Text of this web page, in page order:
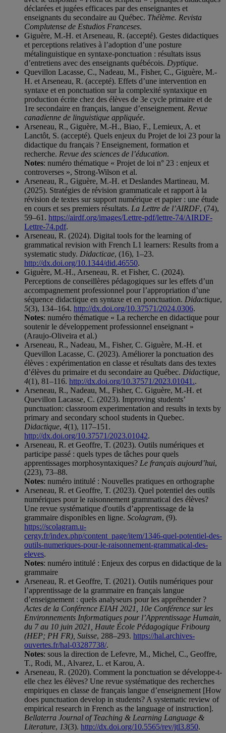
déclarées et jugées efficaces par des enseignantes et
enseignants du secondaire au Québec. Thélème. Revista
Complutense de Estudios Franceses.
Giguère, M.-H. et Arseneau, R. (accepté). Gestes didactiques
et perceptions relatives à l’adoption d’une posture
métalinguistique en syntaxe-ponctuation : résultats issus
d’entretiens avec des enseignants québécois. Dyptique.
Quevillon Lacasse, C., Nadeau, M., Fisher, C., Giguère, M.-
H. et Arseneau, R. (accepté). Effets d’une intervention en
syntaxe et en ponctuation sur la complexité syntaxique en
production écrite chez des élèves de 3e cycle primaire et de
1re secondaire en français, langue d’enseignement. Revue
canadienne de linguistique appliquée.
Arseneau, R., Giguère, M.-H., Biao, F., Lemieux, A. et
Lanctôt, S. (accepté). Quels enjeux du Projet de loi 23 pour la
didactique du français ? Enseignement, formation et
recherche. Revue des sciences de l’éducation.
Notes: numéro thématique « Projet de loi n° 23 : enjeux et
controverses », Strong-Wilson et al.
Arseneau, R., Giguère, M.-H. et Deslandes Martineau, M.
(2025). Stratégies de révision grammaticale et rapport à la
révision de textes sur support numérique et papier : une étude
en cours et ses premiers résultats. La Lettre de l’AIRDF, (74),
59–61. https://airdf.org/images/Lettre-pdf/lettre-74/AIRDF-
Lettre-74.pdf.
Arseneau, R. (2024). Digital tools for the learning of
grammatical revision with French L1 learners: Results from a
systematic study. Didacticae, (16), 1–23.
http://dx.doi.org/10.1344/did.46550.
Giguère, M.-H., Arseneau, R. et Fisher, C. (2024).
Perceptions de conseillères pédagogiques sur les effets d’un
accompagnement professionnel pour l’appropriation d’une
séquence didactique en syntaxe et en ponctuation. Didactique,
5(3), 134–164. http://dx.doi.org/10.37571/2024.0306.
Notes: numéro thématique « La recherche en didactique pour
soutenir le développement professionnel enseignant »
(Araujo-Oliveira et al.)
Arseneau, R., Nadeau, M., Fisher, C. Giguère, M.-H. et
Quevillon Lacasse, C. (2023). Améliorer la ponctuation des
élèves : expérimentation en classe et résultats dans des textes
d’élèves du primaire et du secondaire au Québec. Didactique,
4(1), 81–116. http://dx.doi.org/10.37571/2023.01041..
Arseneau, R., Nadeau, M., Fisher, C. Giguère, M.-H. et
Quevillon Lacasse, C. (2023). Improving students’
punctuation: classroom experimentation and results in texts by
primary and secondary school students in Quebec.
Didactique, 4(1), 117–151.
http://dx.doi.org/10.37571/2023.01042.
Arseneau, R. et Geoffre, T. (2023). Outils numériques et
participe passé : quels types de tâches pour quels
apprentissages morphosyntaxiques? Le français aujourd’hui,
(223), 73–88.
Notes: numéro intitulé : Nouvelles pratiques en orthographe
Arseneau, R. et Geoffre, T. (2023). Quel potentiel des outils
numériques pour le raisonnement grammatical des élèves?
Une revue systématique d'outils d’apprentissage de la
grammaire disponibles en ligne. Scolagram, (9).
https://scolagram.u-
cergy.fr/index.php/content_page/item/1346-quel-potentiel-des-
outils-numeriques-pour-le-raisonnement-grammatical-des-
eleves.
Notes: numéro intitulé : Enjeux des corpus en didactique de la
grammaire
Arseneau, R. et Geoffre, T. (2021). Outils numériques pour
l’apprentissage de la grammaire en français langue
d’enseignement : quels analyseurs pour les appréhender ?
Actes de la Conférence EIAH 2021, 10e Conférence sur les
Environnements Informatiques pour l’Apprentissage Humain,
du 7 au 10 juin 2021, Haute École Pédagogique Fribourg
(HEP; PH FR), Suisse, 288–293. https://hal.archives-
ouvertes.fr/hal-03287738/.
Notes: sous la direction de Lefevre, M., Michel, C., Geoffre,
T., Rodi, M., Alvarez, L. et Karou, A.
Arseneau, R. (2020). Comment la ponctuation se développe-t-
elle chez les élèves? Une revue systématique des recherches
empiriques en classe de français langue d’enseignement [How
does punctuation develop in students? A systematic review of
empirical research in French as the language of instruction].
Bellaterra Journal of Teaching & Learning Language &
Literature, 13(3). http://dx.doi.org/10.5565/rev/jtl3.850.